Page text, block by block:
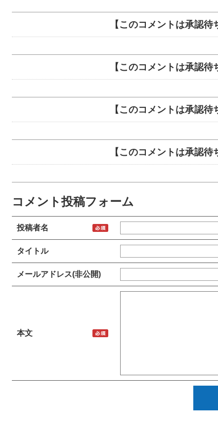
【このコメントは承認待
【このコメントは承認待
【このコメントは承認待
【このコメントは承認待
コメント投稿フォーム
投稿者名
タイトル
メールアドレス(非公開)
本文